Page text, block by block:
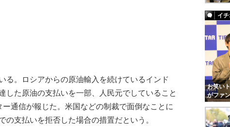
。ロシアからの原油輸入を続けているインド
した原油の支払いを一部、人民元でしていること
通信が報じた。米国などの制裁で面倒なことに
の支払いを拒否した場合の措置だという。
イ
お笑い
がファ